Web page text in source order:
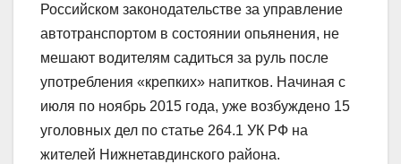
Российском законодательстве за управление
автотранспортом в состоянии опьянения, не
мешают водителям садиться за руль после
употребления «крепких» напитков. Начиная с
июля по ноябрь 2015 года, уже возбуждено 15
уголовных дел по статье 264.1 УК РФ на
жителей Нижнетавдинского района.